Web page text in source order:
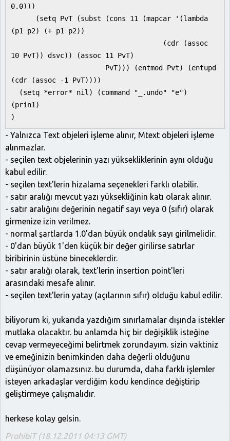
0.0)))
(setq PvT (subst (cons 11 (mapcar '(lambda
(p1 p2) (+ p1 p2))
(cdr (assoc
10 PvT)) dsvc)) (assoc 11 PvT)
PvT))) (entmod Pvt) (entupd
(cdr (assoc -1 PvT))))
(setq *error* nil) (command "_.undo" "e")
(prin1)
)
- Yalnızca Text objeleri işleme alınır, Mtext objeleri işleme
alınmazlar.
- seçilen text objelerinin yazı yüksekliklerinin aynı olduğu
kabul edilir.
- seçilen text'lerin hizalama seçenekleri farklı olabilir.
- satır aralığı mevcut yazı yüksekliğinin katı olarak alınır.
- satır aralığını değerinin negatif sayı veya 0 (sıfır) olarak
girmenize izin verilmez.
- normal şartlarda 1.0'dan büyük ondalık sayı girilmelidir.
- 0'dan büyük 1'den küçük bir değer girilirse satırlar
biribirinin üstüne bineceklerdir.
- satır aralığı olarak, text'lerin insertion point'leri
arasındaki mesafe alınır.
- seçilen text'lerin yatay (açılarının sıfır) olduğu kabul edilir.
biliyorum ki, yukarıda yazdığım sınırlamalar dışında istekler
mutlaka olacaktır. bu anlamda hiç bir değişiklik isteğine
cevap vermeyeceğimi belirtmek zorundayım. sizin vaktiniz
ve emeğinizin benimkinden daha değerli olduğunu
düşünüyor olamazsınız. bu durumda, daha farklı işlemler
isteyen arkadaşlar verdiğim kodu kendince değiştirip
geliştirmeye çalışmalıdır.
herkese kolay gelsin.
ProhibiT (18.12.2011 04:13 GMT)